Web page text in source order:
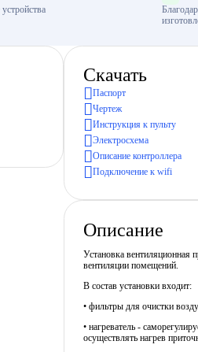
Скачать
Паспорт
Чертеж
Инструкция к пульту
Электросхема
Описание контроллера
Подключение к wifi
Описание
Установка вентиляционная
вентиляции помещений.
В состав установки входит:
• фильтры для очистки
• нагреватель -
осуществлять нагрев